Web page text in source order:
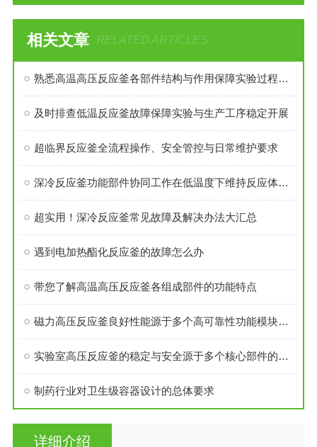
相关文章 RELATED ARTICLES
熟悉高温高压反应釜各部件结构与作用保障实验过程安全稳定
及时排查低温反应釜故障保障实验与生产工序稳定开展
超临界反应釜全流程操作、安全管控与日常维护要求
深冷反应釜功能部件协同工作在低温度下维持反应体系的稳定性
超实用！深冷反应釜常见故障及解决办法大汇总
遇到电加热酯化反应釜的故障怎么办
带您了解高温高压反应釜各组成部件的功能特点
磁力高压反应釜良好性能源于多个高可靠性功能模块的精密集成
实验室高压反应釜的稳定与安全源于多个核心部件的科学设计
制药行业对卫生级容器设计的总体要求
详细介绍